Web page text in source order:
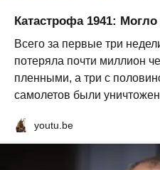
Катастрофа 1941:
Всего за первые три
потеряла почти миллион
пленными, а три с
самолетов были
youtu.be